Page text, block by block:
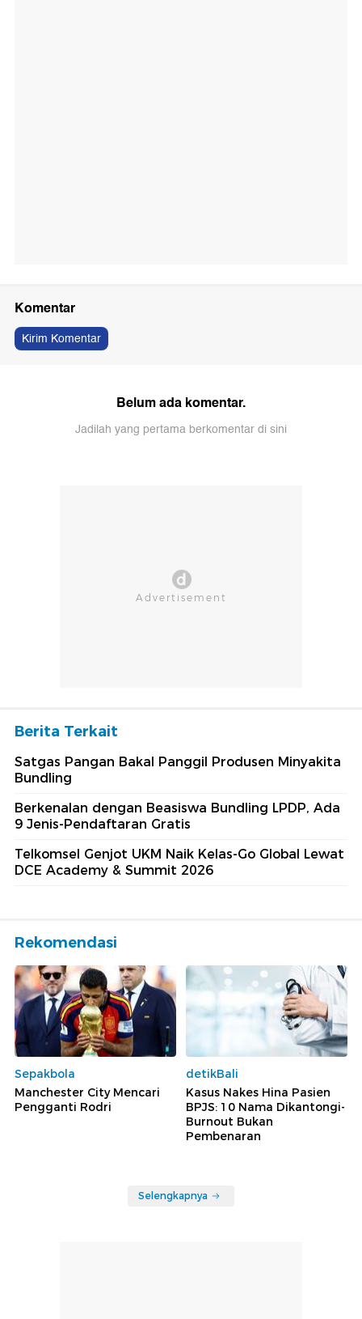
Komentar
Kirim Komentar
Belum ada komentar.
Jadilah yang pertama berkomentar di sini
Berita Terkait
Satgas Pangan Bakal Panggil Produsen Minyakita
Bundling
Berkenalan dengan Beasiswa Bundling LPDP, Ada
9 Jenis-Pendaftaran Gratis
Telkomsel Genjot UKM Naik Kelas-Go Global Lewat
DCE Academy & Summit 2026
Rekomendasi
Sepakbola
Manchester City Mencari
Pengganti Rodri
detikBali
Kasus Nakes Hina Pasien
BPJS: 10 Nama Dikantongi-
Burnout Bukan
Pembenaran
Selengkapnya